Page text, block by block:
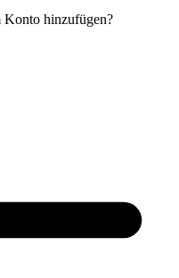
Konto hinzufügen?